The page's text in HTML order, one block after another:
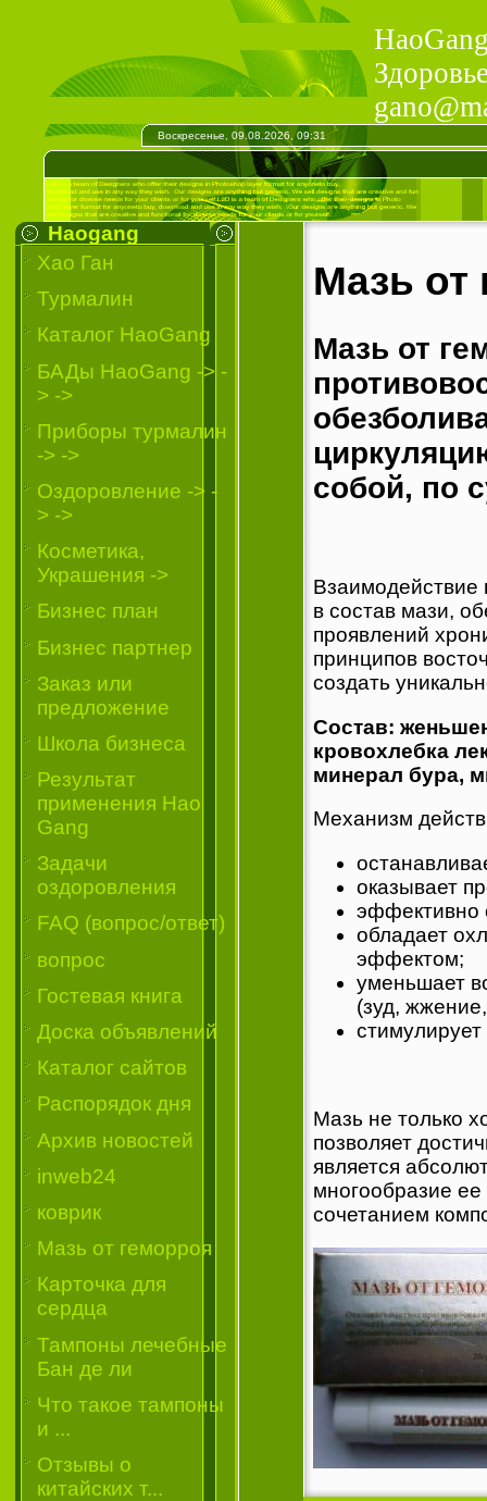
Воскресенье, 09.08.2026, 09:31
Haogang
Хао Ган
Турмалин
Каталог HaoGang
БАДы HaoGang -> -
> ->
Приборы турмалин
-> ->
Oздоровление -> -
> ->
Косметика,
Украшения ->
Бизнес план
Бизнес партнер
Заказ или
предложение
Школа бизнеса
Результат
применения Hao
Gang
Задачи
оздоровления
FAQ (вопрос/ответ)
вопрос
Гостевая книга
Доска объявлений
Каталог сайтов
Распорядок дня
Архив новостей
inweb24
коврик
Мазь от геморроя
Карточка для
сердца
Тампоны лечебные
Бан де ли
Что такое тампоны
и ...
Отзывы о
китайских т...
Мазь от
Мазь от
собой, по
Взаимодействие
в состав мази,
проявлений
принципов
создать
Состав:
кровохлебка
минерал бура,
Механизм
оказывает
эффективно
обладает
эффектом;
уменьшает
(зуд,
Мазь не только
позволяет
является
многообразие
сочетанием